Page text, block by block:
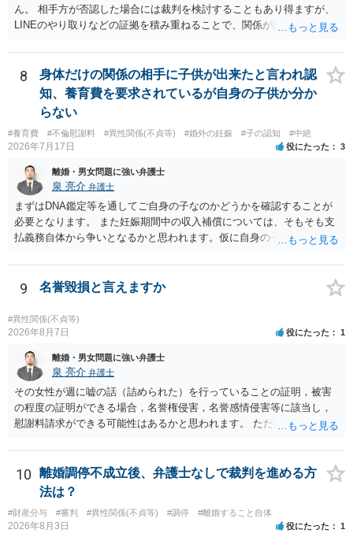
の見極めや，相手方は性交類似行為は認めているのか，それさえも否
定しているのかによって，考え方・進め方は変わってくると思いま
あれば，本人（行政書士でも同じだと思います。）への対応ではあま
り変わらないように思います。減額で折り合えるなら本人様の交渉で
もよいように思いますが，ゼロかどうかの観点であれば，訴訟に進む
しかなくなるようにも思います。そうしますと，お近くの弁護士に相
談して進めることを検討した方がよいようにも思います。
ん。 相手方が否認した場合には裁判を検討することもあり得ますが、
LINEのやり取りなどの証拠を積み重ねることで、関係が認定される余
個別の事情によりますので、お早めに弁護士に相談されることをおす
すめします。
8
身体だけの関係の相手に子供が出来たと言われ認
知、養育費を要求されているが自身の子供か分か
らない
#養育費 #不倫慰謝料 #異性関係(不貞等) #婚外の妊娠 #子の認知 #中絶
2026年7月17日 役にたった 3
離婚・男女問題に強い弁護士
泉 亮介 弁護士
まずはDNA鑑定等を通してご自身の子なのかどうかを確認することが
必要となります。 また妊娠期間中の収入補償については、そもそも支
払義務自体から争いとなるかと思われます。仮に自身の子であったと
相手に弁護士がついているということであれば、依頼をするかしない
かは別として一度ご自身も個別に弁護士に相談をされたほうが良いで
9 名誉毀損と言えますか
#異性関係(不貞等)
2026年8月7日 役にたった 1
離婚・男女問題に強い弁護士
泉 亮介 弁護士
その女性が週に嘘の話（詰められた）を行っていることの証明，被害
の程度の証明ができる場合，名誉権侵害，名誉感情侵害等に該当し，
慰謝料請求ができる可能性はあるかと思われます。 ただ弁護士費用を
た方が良いでしょう。
10
離婚調停不成立後、弁護士なしで裁判を進める方
法は？
#財産分与 #審判 #異性関係(不貞等) #調停 #離婚すること自体
2026年8月3日 役にたった 1